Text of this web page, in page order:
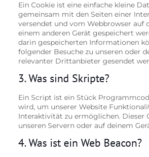
Ein Cookie ist eine einfache kleine
gemeinsam mit den Seiten einer
versendet und vom Webbrowser auf
einem anderen Gerät gespeichert
darin gespeicherten Informationen
folgender Besuche zu unseren oder
relevanter Drittanbieter gesendet
3. Was sind Skripte?
Ein Script ist ein Stück
wird, um unserer Website
Interaktivität zu ermöglichen. Dieser
unseren Servern oder auf deinem
4. Was ist ein Web Beacon?